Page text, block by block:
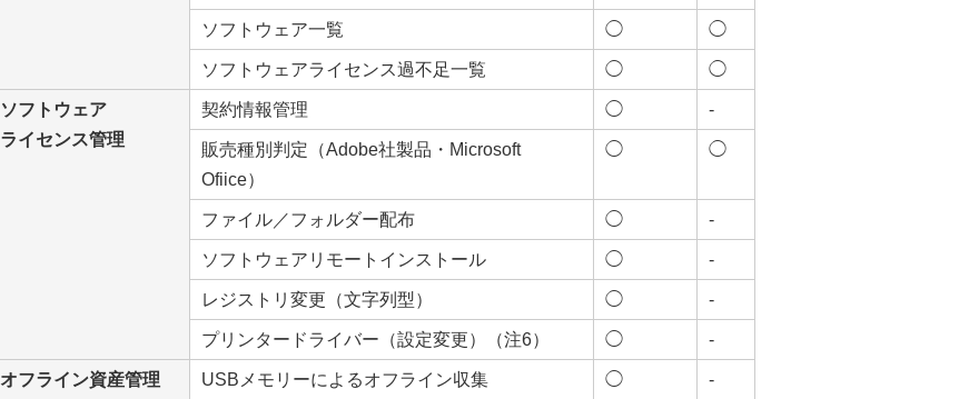
ソフトウェア一覧 ◯ ◯
ソフトウェアライセンス過不足一覧 ◯ ◯
ソフトウェア
ライセンス管理
契約情報管理 ◯ -
販売種別判定（Adobe社製品・Microsoft
Ofiice）
◯ ◯
ファイル／フォルダー配布 ◯ -
ソフトウェアリモートインストール ◯ -
レジストリ変更（文字列型） ◯ -
プリンタードライバー（設定変更）（注6） ◯ -
オフライン資産管理 USBメモリーによるオフライン収集 ◯ -